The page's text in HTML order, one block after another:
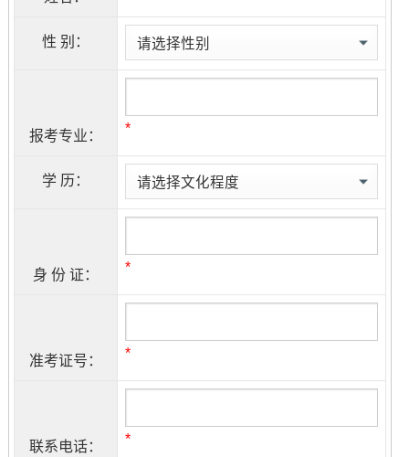
性 别：
报考专业： *
学 历：
身 份 证： *
准考证号： *
联系电话： *